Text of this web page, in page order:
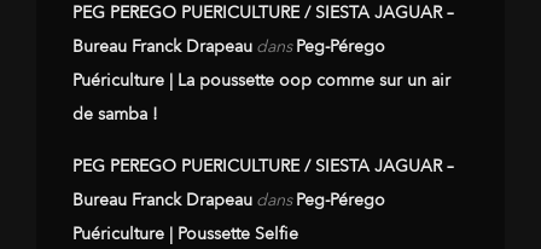
PEG PEREGO PUERICULTURE / SIESTA JAGUAR –
Bureau Franck Drapeau dansPeg-Pérego
Puériculture | La poussette oop comme sur un air
de samba !
PEG PEREGO PUERICULTURE / SIESTA JAGUAR –
Bureau Franck Drapeau dansPeg-Pérego
Puériculture | Poussette Selfie